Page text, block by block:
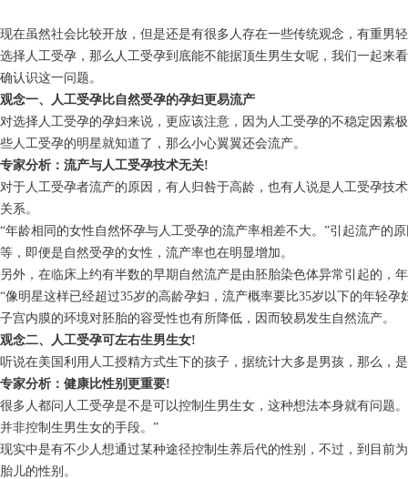
现在虽然社会比较开放，但是还是有很多人存在一些传统观念，有重男
选择人工受孕，那么人工受孕到底能不能据顶生男生女呢，我们一起来
确认识这一问题。
观念一、人工受孕比自然受孕的孕妇更易流产
对选择人工受孕的孕妇来说，更应该注意，因为人工受孕的不稳定因素
些人工受孕的明星就知道了，那么小心翼翼还会流产。
专家分析：流产与人工受孕技术无关!
对于人工受孕者流产的原因，有人归咎于高龄，也有人说是人工受孕技
关系。
“年龄相同的女性自然怀孕与人工受孕的流产率相差不大。”引起流产的
等，即便是自然受孕的女性，流产率也在明显增加。
另外，在临床上约有半数的早期自然流产是由胚胎染色体异常引起的，
“像明星这样已经超过35岁的高龄孕妇，流产概率要比35岁以下的年轻
子宫内膜的环境对胚胎的容受性也有所降低，因而较易发生自然流产。
观念二、人工受孕可左右生男生女!
听说在美国利用人工授精方式生下的孩子，据统计大多是男孩，那么，
专家分析：健康比性别更重要!
很多人都问人工受孕是不是可以控制生男生女，这种想法本身就有问题
并非控制生男生女的手段。”
现实中是有不少人想通过某种途径控制生养后代的性别，不过，到目前
胎儿的性别。